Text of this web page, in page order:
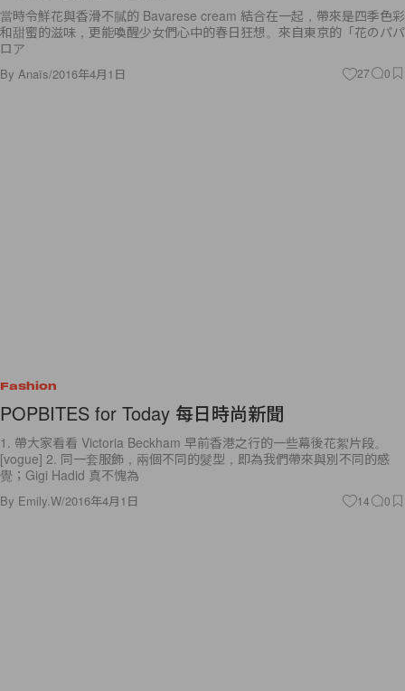
當時令鮮花與香滑不膩的 Bavarese cream 結合在一起，帶來是四季色彩
和甜蜜的滋味，更能喚醒少女們心中的春日狂想。來自東京的「花のパパ
ロア
By Anaïs/2016年4月1日 27 0
Fashion
POPBITES for Today 每日時尚新聞
1. 帶大家看看 Victoria Beckham 早前香港之行的一些幕後花絮片段。
[vogue] 2. 同一套服飾，兩個不同的髮型，即為我們帶來與別不同的感
覺；Gigi Hadid 真不愧為
By Emily.W/2016年4月1日 14 0